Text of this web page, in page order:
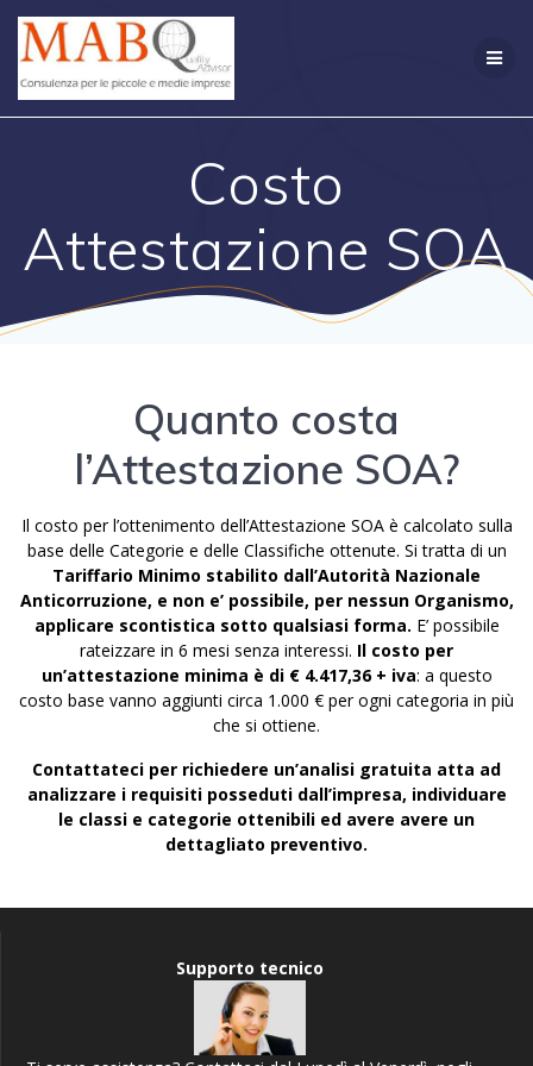
Costo
Attestazione SOA
Quanto costa
l’Attestazione SOA?
Il costo per l’ottenimento dell’Attestazione SOA è calcolato sulla
base delle Categorie e delle Classifiche ottenute. Si tratta di un
Tariffario Minimo stabilito dall’Autorità Nazionale
Anticorruzione, e non e’ possibile, per nessun Organismo,
applicare scontistica sotto qualsiasi forma. E’ possibile
rateizzare in 6 mesi senza interessi. Il costo per
un’attestazione minima è di € 4.417,36 + iva: a questo
costo base vanno aggiunti circa 1.000 € per ogni categoria in più
che si ottiene.
Contattateci per richiedere un’analisi gratuita atta ad
analizzare i requisiti posseduti dall’impresa, individuare
le classi e categorie ottenibili ed avere avere un
dettagliato preventivo.
Supporto tecnico